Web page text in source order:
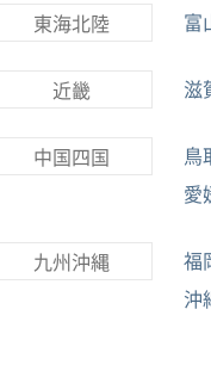
東海北陸 富
近畿 滋
中国四国 鳥
愛
九州沖縄 福
沖